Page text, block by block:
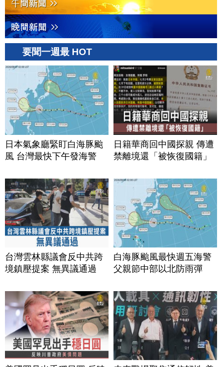
要聞一週最 HOT
日本氣象廳緊盯白海豚颱
風 台灣最快下午發海警
日籍華商回中國探親 傳遭
禁離境還「被恢復國籍」
台灣雲林縣議會反中共跨
境鎮壓提案 無異議通過
白海豚颱風最快週五海警
父親節中部以北防雨彈